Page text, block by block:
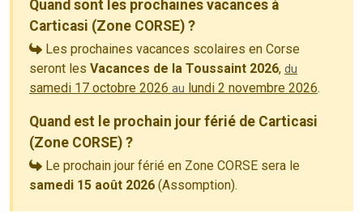
Quand sont les prochaines vacances à
Carticasi (Zone CORSE) ?
Les prochaines vacances scolaires en Corse
seront les Vacances de la Toussaint 2026, du
samedi 17 octobre 2026 au lundi 2 novembre 2026.
Quand est le prochain jour férié de Carticasi
(Zone CORSE) ?
Le prochain jour férié en Zone CORSE sera le
samedi 15 août 2026 (Assomption).